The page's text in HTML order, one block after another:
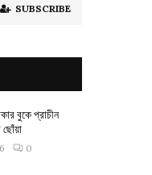
SUBSCRIBE
বুকে প্রাচীন
ছোঁয়া
0